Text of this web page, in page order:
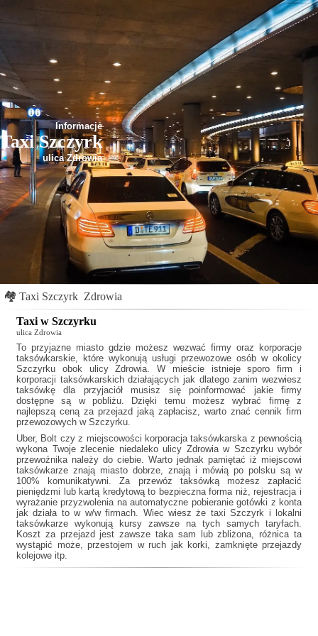
Informacje
Taxi Szczyrk
ulica Zdrowia
🏘 Taxi Szczyrk Zdrowia
Taxi w Szczyrku
ulica Zdrowia
To przyjazne miasto gdzie możesz wezwać firmy oraz korporacje
taksówkarskie, które wykonują usługi przewozowe osób w okolicy
Szczyrku obok ulicy Zdrowia. W mieście istnieje sporo firm i
korporacji taksówkarskich działających jak dlatego zanim wezwiesz
taksówkę dla przyjaciół musisz się poinformować jakie firmy
dostępne są w pobliżu. Dzięki temu możesz wybrać firmę z
najlepszą ceną za przejazd jaką zapłacisz, warto znać cennik firm
przewozowych w Szczyrku.
Uber, Bolt czy z miejscowości korporacja taksówkarska z pewnością
wykona Twoje zlecenie niedaleko ulicy Zdrowia w Szczyrku wybór
przewoźnika należy do ciebie. Warto jednak pamiętać iż miejscowi
taksówkarze znają miasto dobrze, znają i mówią po polsku są w
100% komunikatywni. Za przewóz taksówką możesz zapłacić
pieniędzmi lub kartą kredytową to bezpieczna forma niż, rejestracja i
wyrażanie przyzwolenia na automatyczne pobieranie gotówki z konta
jak działa to w w/w firmach. Wiec wiesz że taxi Szczyrk i lokalni
taksówkarze wykonują kursy zawsze na tych samych taryfach.
Koszt za przejazd jest zawsze taka sam lub zbliżona, różnica ta
wystąpić może, przestojem w ruch jak korki, zamknięte przejazdy
kolejowe itp.